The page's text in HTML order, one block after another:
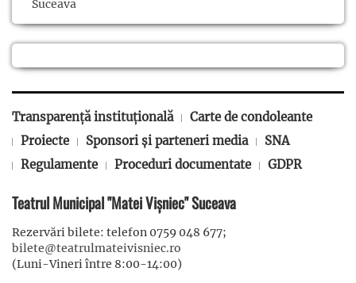
Suceava
Transparență instituțională
Carte de condoleante
Proiecte
Sponsori și parteneri media
SNA
Regulamente
Proceduri documentate GDPR
Teatrul Municipal "Matei Vișniec" Suceava
Rezervări bilete: telefon 0759 048 677;
bilete@teatrulmateivisniec.ro
(Luni-Vineri între 8:00-14:00)